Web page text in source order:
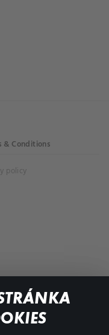
& Conditions
policy